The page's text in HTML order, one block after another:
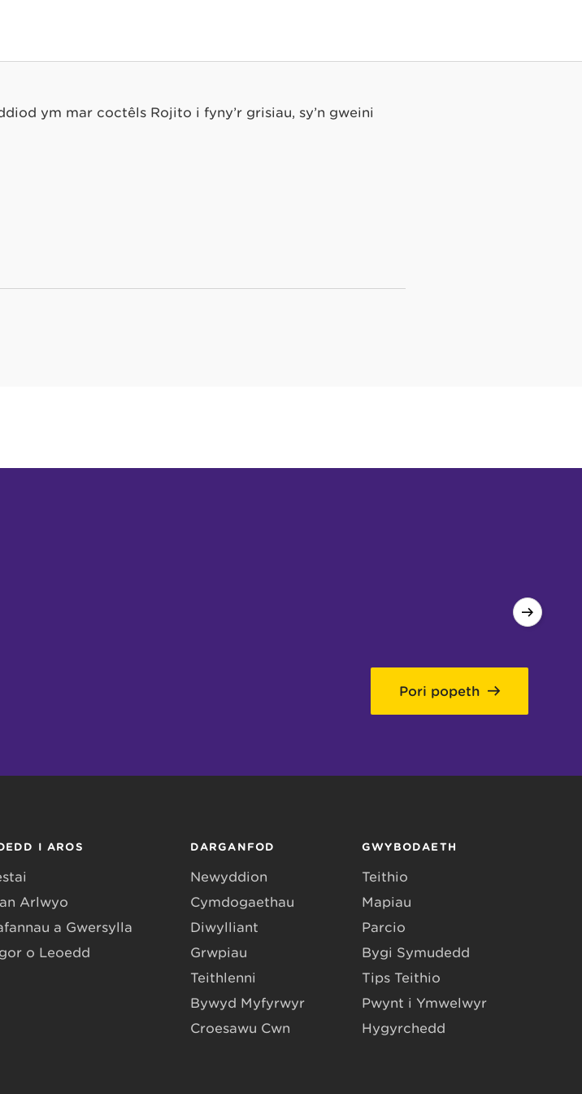
ym mar coctêls Rojito i fyny’r grisiau, sy’n gweini
Pori popeth
I AROS
Arlwyo
a Gwersylla
o Leoedd
DARGANFOD
Newyddion
Cymdogaethau
Diwylliant
Grwpiau
Teithlenni
Bywyd Myfyrwyr
Croesawu Cŵn
GWYBODAETH
Teithio
Mapiau
Parcio
Bygi Symudedd
Tips Teithio
Pwynt i Ymwelwyr
Hygyrchedd